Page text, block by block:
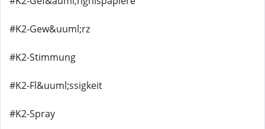
#K2-Gew&uuml;rz
#K2-Stimmung
#K2-Fl&uuml;ssigkeit
#K2-Spray